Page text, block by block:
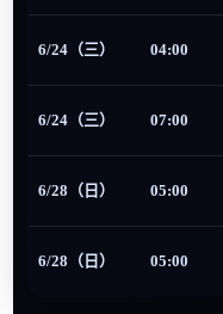
6/24（三） 04:00
6/24（三） 07:00
6/28（日） 05:00
6/28（日） 05:00